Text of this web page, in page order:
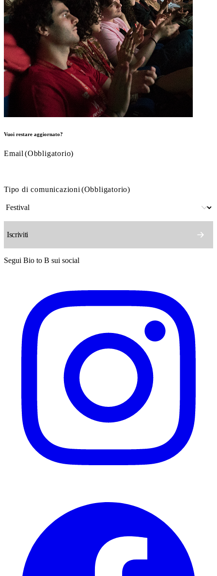
Vuoi restare aggiornato?
Email (Obbligatorio)
Tipo di comunicazioni (Obbligatorio)
Segui Bio to B sui social